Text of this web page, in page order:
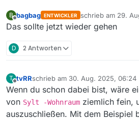
B
Offline
bagbag ENTWICKLER schrieb am 29.
zuletzt editiert von
Das sollte jetzt wieder gehen
D 2 Antworten
T
Offline
tvRRschrieb am 30. Aug. 2025, 06:24
zuletzt editiert von
Wenn du schon dabei bist, wäre
von Sylt -Wohnraum ziemlich fein,
auszuschließen. Mit dem Beispiel